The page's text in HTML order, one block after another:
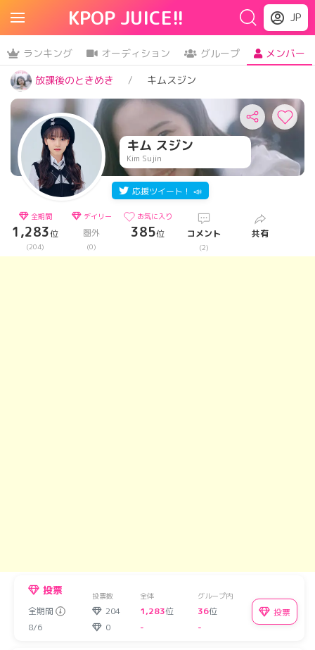
KPOP JUICE!! JP
ランキング オーディション グループ
メンバー
放課後のときめき
キムスジン
キム スジン
Kim Sujin
応援ツイート！ 📣
全期間
1,283位
(204)
デイリー
圏外
(0)
お気に入り
385位 コメント
(2)
共有
投票 投票数 全体 グループ内
全期間 204 1,283位 36位
8/6
0 - -
投票